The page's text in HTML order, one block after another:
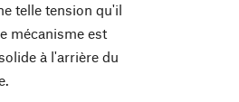
telle tension qu'il
mécanisme est
à l'arrière du